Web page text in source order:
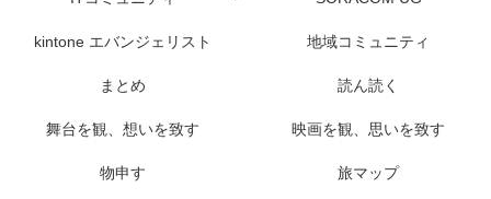
kintone エバンジェリスト 地域コミュニティ
まとめ 読ん読く
舞台を観、想いを致す 映画を観、思いを致す
物申す 旅マップ